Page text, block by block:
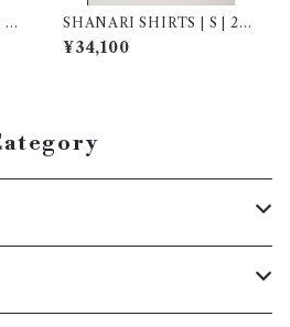
2
SHANARI SHIRTS | S | 264
038
¥34,100